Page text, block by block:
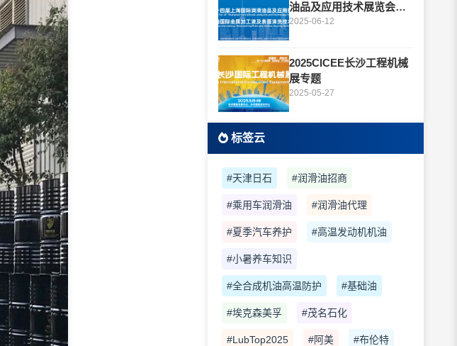
油品及应用技术展览会专
题
2025-06-12
2025CICEE长沙工程机械
展专题
2025-05-27
标签云
#天津日石 #润滑油招商
#乘用车润滑油 #润滑油代理
#夏季汽车养护 #高温发动机机油
#小暑养车知识
#全合成机油高温防护 #基础油
#埃克森美孚 #茂名石化
#LubTop2025 #阿美 #布伦特